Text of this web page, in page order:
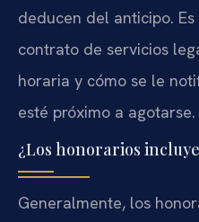
deducen del anticipo.
contrato de servicios
horaria y cómo se le
esté próximo a agotarse.
¿Los honorarios
Generalmente, los